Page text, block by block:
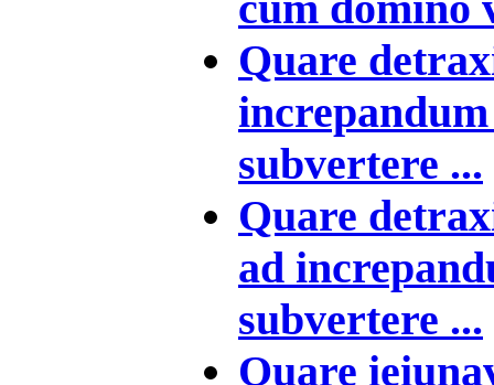
Quare
subvertere ...
Quare
ad
subvertere ...
Quare